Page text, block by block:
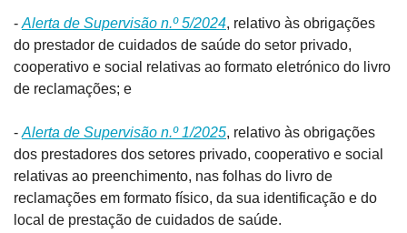
- Alerta de Supervisão n.º 5/2024, relativo às obrigações
do prestador de cuidados de saúde do setor privado,
cooperativo e social relativas ao formato eletrónico do livro
de reclamações; e
- Alerta de Supervisão n.º 1/2025, relativo às obrigações
dos prestadores dos setores privado, cooperativo e social
relativas ao preenchimento, nas folhas do livro de
reclamações em formato físico, da sua identificação e do
local de prestação de cuidados de saúde.